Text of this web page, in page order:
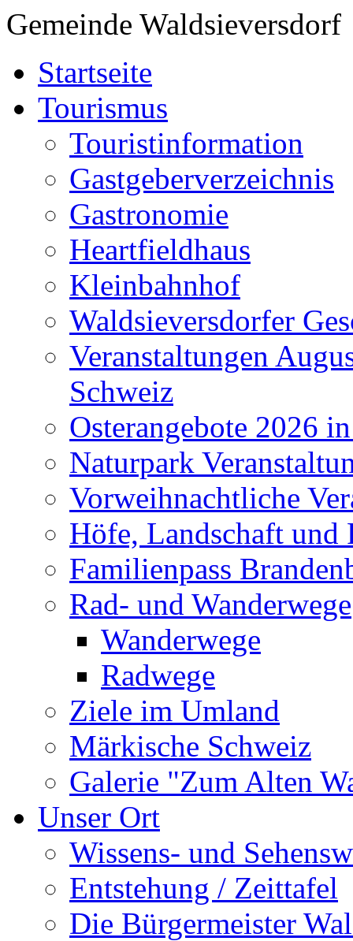
Gemeinde Waldsieversdorf
Startseite
Tourismus
Touristinformation
Gastgeberverzeichnis
Gastronomie
Heartfieldhaus
Kleinbahnhof
Waldsieversdorfer
Veranstaltungen
Schweiz
Osterangebote 2026
Naturpark
Vorweihnachtliche
Höfe, Landschaft und
Familienpass
Rad- und Wanderwege
Wanderwege
Radwege
Ziele im Umland
Märkische Schweiz
Galerie "Zum Alten
Unser Ort
Wissens- und
Entstehung / Zeittafel
Die Bürgermeister